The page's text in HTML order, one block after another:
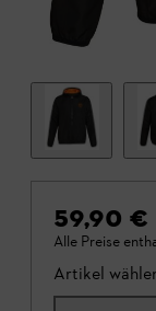
59,90 €
Alle Preise
Artikel